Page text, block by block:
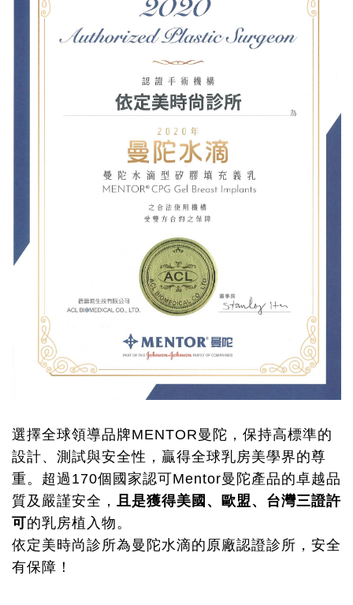
選擇全球領導品牌MENTOR曼陀，保持高標準的
設計、測試與安全性，贏得全球乳房美學界的尊
重。超過170個國家認可Mentor曼陀產品的卓越品
質及嚴謹安全，
且是獲得美國、歐盟、台灣三證許
可的乳房植入物。
依定美時尚診所為曼陀水滴的原廠認證診所，安全
有保障！